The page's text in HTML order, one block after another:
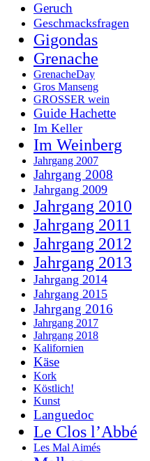
Geruch
Geschmacksfragen
Gigondas
Grenache
GrenacheDay
Gros Manseng
GROSSER wein
Guide Hachette
Im Keller
Im Weinberg
Jahrgang 2007
Jahrgang 2008
Jahrgang 2009
Jahrgang 2010
Jahrgang 2011
Jahrgang 2012
Jahrgang 2013
Jahrgang 2014
Jahrgang 2015
Jahrgang 2016
Jahrgang 2017
Jahrgang 2018
Kalifornien
Käse
Kork
Köstlich!
Kunst
Languedoc
Le Clos l’Abbé
Les Mal Aimés